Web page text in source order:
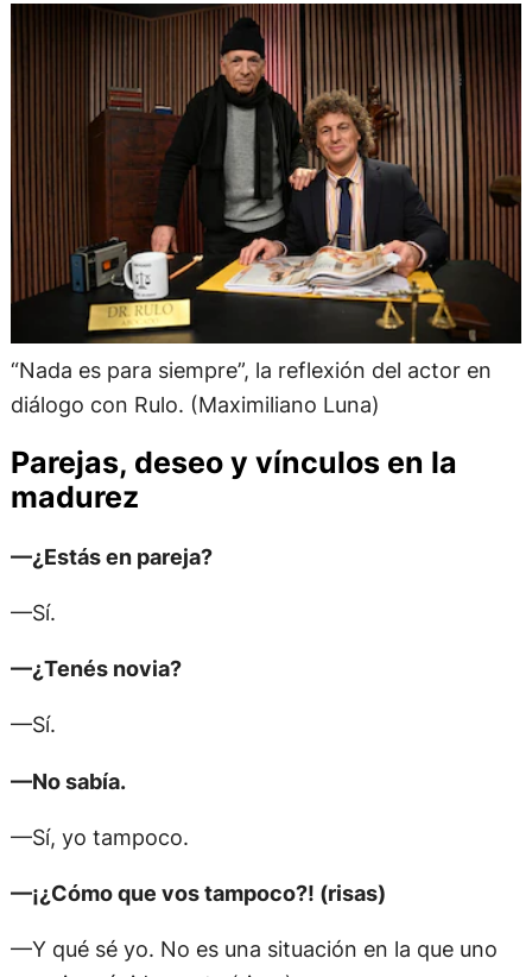
“Nada es para siempre”, la reflexión del actor en
diálogo con Rulo. (Maximiliano Luna)
Parejas, deseo y vínculos en la
madurez
—¿Estás en pareja?
—Sí.
—¿Tenés novia?
—Sí.
—No sabía.
—Sí, yo tampoco.
—¡¿Cómo que vos tampoco?! (risas)
—Y qué sé yo. No es una situación en la que uno